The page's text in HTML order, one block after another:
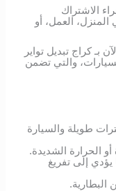
الاشتراك
العمل، أو
بـ كراج تبديل تواير
والتي تضمن
طويلة والسيارة
الحرارة الشديدة.
يؤدي إلى تفريغ